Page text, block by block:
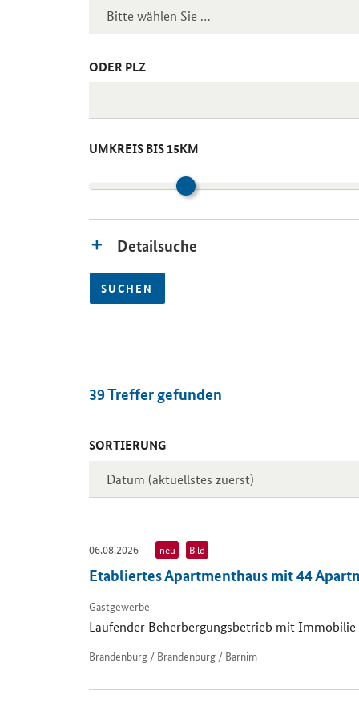
ODER PLZ
UMKREIS BIS 15KM
Detailsuche
SUCHEN
39Treffer gefunden
SORTIERUNG
06.08.2026
neu Bild
Etabliertes Apartmenthaus mit 44
Gastgewerbe
Laufender Beherbergungsbetrieb mit Immobilie
Brandenburg / Brandenburg / Barnim